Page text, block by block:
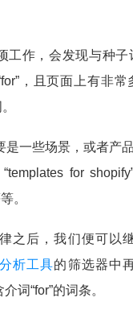
工作，会发现与种子
，且页面上有非常
是一些场景，或者产
for
。
之后，我们便可以
析工具的筛选器中
词“for”的词条。